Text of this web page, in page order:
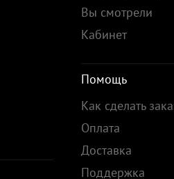
Вы смотрели
Кабинет
Помощь
Как сделать
Оплата
Доставка
Поддержка